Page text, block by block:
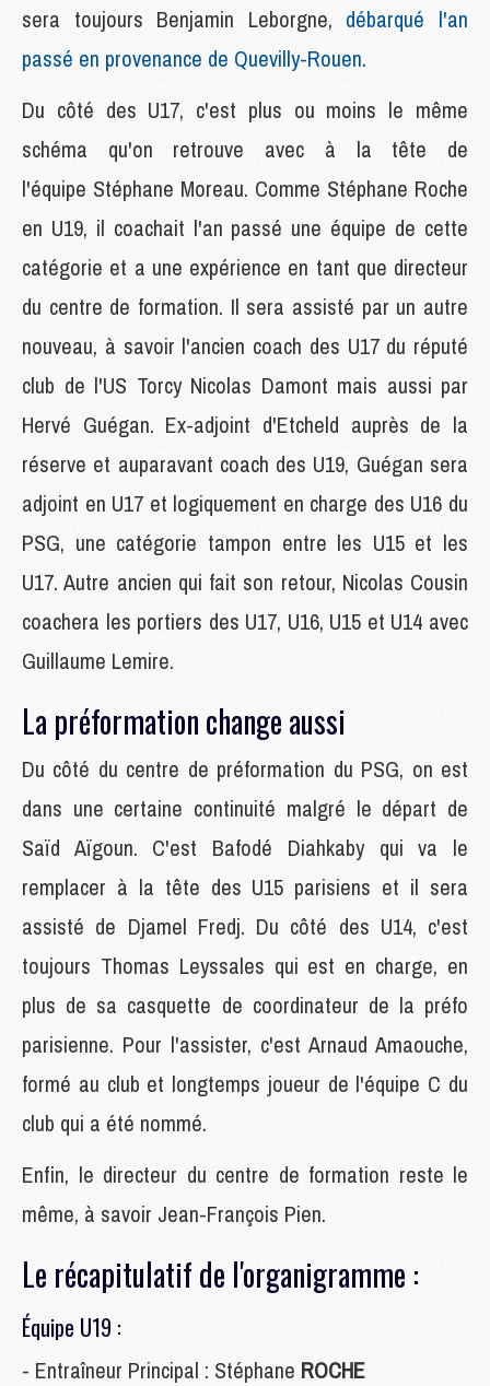
sera toujours Benjamin Leborgne, débarqué l'an
passé en provenance de Quevilly-Rouen.
Du côté des U17, c'est plus ou moins le même
schéma qu'on retrouve avec à la tête de
l'équipe Stéphane Moreau. Comme Stéphane Roche
en U19, il coachait l'an passé une équipe de cette
catégorie et a une expérience en tant que directeur
du centre de formation. Il sera assisté par un autre
nouveau, à savoir l'ancien coach des U17 du réputé
club de l'US Torcy Nicolas Damont mais aussi par
Hervé Guégan. Ex-adjoint d'Etcheld auprès de la
réserve et auparavant coach des U19, Guégan sera
adjoint en U17 et logiquement en charge des U16 du
PSG, une catégorie tampon entre les U15 et les
U17. Autre ancien qui fait son retour, Nicolas Cousin
coachera les portiers des U17, U16, U15 et U14 avec
Guillaume Lemire.
La préformation change aussi
Du côté du centre de préformation du PSG, on est
dans une certaine continuité malgré le départ de
Saïd Aïgoun. C'est Bafodé Diahkaby qui va le
remplacer à la tête des U15 parisiens et il sera
assisté de Djamel Fredj. Du côté des U14, c'est
toujours Thomas Leyssales qui est en charge, en
plus de sa casquette de coordinateur de la préfo
parisienne. Pour l'assister, c'est Arnaud Amaouche,
formé au club et longtemps joueur de l'équipe C du
club qui a été nommé.
Enfin, le directeur du centre de formation reste le
même, à savoir Jean-François Pien.
Le récapitulatif de l'organigramme :
Équipe U19 :
- Entraîneur Principal : Stéphane ROCHE